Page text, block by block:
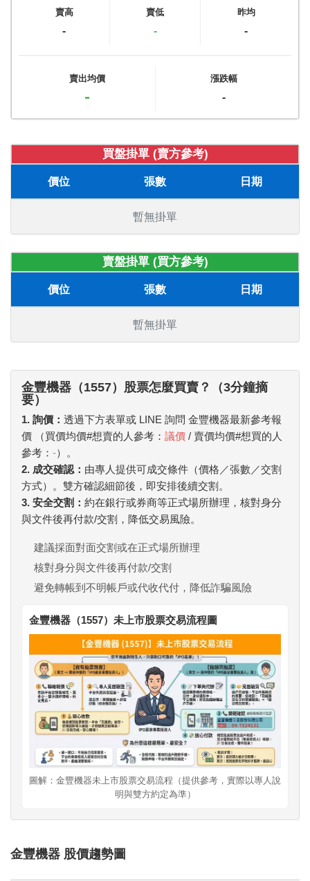
賣高
-
賣低
-
昨均
-
賣出均價
-
漲跌幅
-
買盤掛單 (賣方參考)
價位 張數 日期
暫無掛單
賣盤掛單 (買方參考)
價位 張數 日期
暫無掛單
金豐機器（1557）股票怎麼買賣？（3分鐘摘
要）
1. 詢價： 透過下方表單或 LINE 詢問 金豐機器最新參考報
價 （買價均價#想賣的人參考： 議價 / 賣價均價#想買的人
參考： -）。
2. 成交確認： 由專人提供可成交條件（價格／張數／交割
方式）。雙方確認細節後，即安排後續交割。
3. 安全交割： 約在銀行或券商等正式場所辦理，核對身分
與文件後再付款/交割，降低交易風險。
建議採面對面交割或在正式場所辦理
核對身分與文件後再付款/交割
避免轉帳到不明帳戶或代收代付，降低詐騙風險
金豐機器（1557）未上市股票交易流程圖
圖解：金豐機器未上市股票交易流程（提供參考，實際以專人說
明與雙方約定為準）
金豐機器 股價趨勢圖